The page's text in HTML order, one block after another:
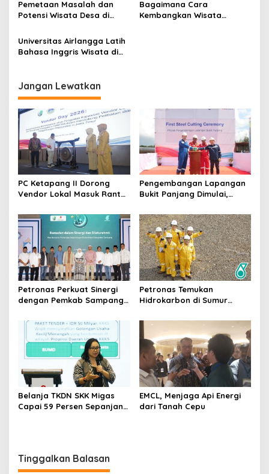
Pemetaan Masalah dan
Potensi Wisata Desa di
Bagaimana Cara
Kembangkan Wisata
Universitas Airlangga Latih
Bahasa Inggris Wisata di
Jangan Lewatkan
PC Ketapang II Dorong
Vendor Lokal Masuk Rantai
Pengembangan Lapangan
Bukit Panjang Dimulai,
MMSCFD
Petronas Perkuat Sinergi
dengan Pemkab Sampang
Petronas Temukan
Hidrokarbon di Sumur
Jawa Timur
Belanja TKDN SKK Migas
Capai 59 Persen Sepanjang
EMCL, Menjaga Api Energi
dari Tanah Cepu
Tinggalkan Balasan